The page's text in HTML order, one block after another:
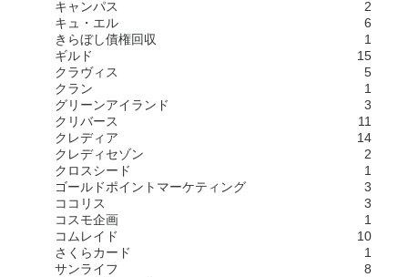
キャンパス
2
キュ・エル
6
きらぼし債権回収
1
ギルド
15
クラヴィス
5
クラン
1
グリーンアイランド
3
クリバース
11
クレディア
14
クレディセゾン
2
クロスシード
1
ゴールドポイントマーケティング
3
ココリス
3
コスモ企画
1
コムレイド
10
さくらカード
1
サンライフ
8